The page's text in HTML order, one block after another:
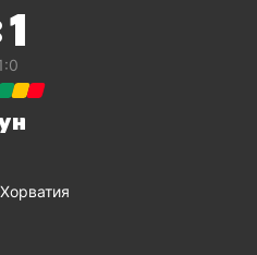
1
Хорватия